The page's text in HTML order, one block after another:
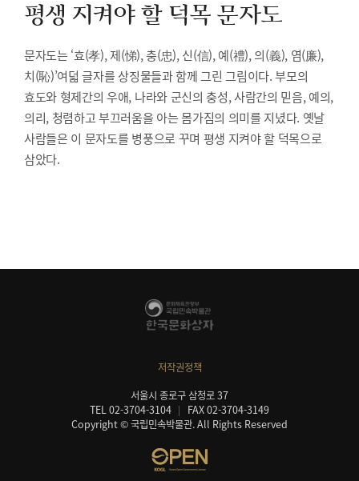
평생 지켜야 할 덕목 문자도
문자도는 ‘효(孝), 제(悌), 충(忠), 신(信), 예(禮), 의(義), 염(廉),
치(恥)’여덟 글자를 상징물들과 함께 그린 그림이다. 부모의
효도와 형제간의 우애, 나라와 군신의 충성, 사람간의 믿음, 예의,
의리, 청렴하고 부끄러움을 아는 몸가짐의 의미를 지녔다. 옛날
사람들은 이 문자도를 병풍으로 꾸며 평생 지켜야 할 덕목으로
삼았다.
저작권정책
서울시 종로구 삼청로 37
TEL 02-3704-3104
FAX 02-3704-3149
Copyright © 국립민속박물관. All Rights Reserved